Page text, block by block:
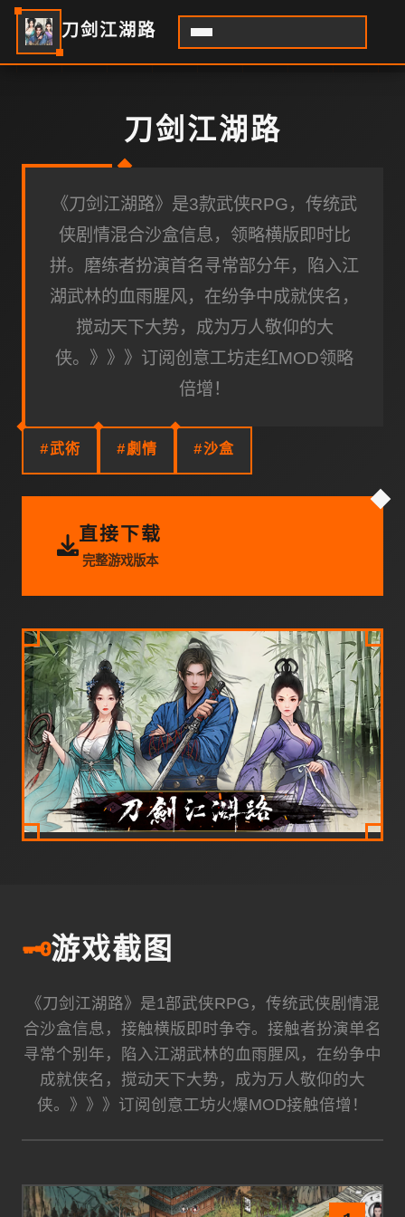
刀剑江湖路
刀剑江湖路
《刀剑江湖路》是3款武侠RPG，传统武
侠剧情混合沙盒信息，领略横版即时比
拼。磨练者扮演首名寻常部分年，陷入江
湖武林的血雨腥风，在纷争中成就侠名，
搅动天下大势，成为万人敬仰的大
侠。》》》订阅创意工坊走红MOD领略
倍增！
#武術 #劇情 #沙盒
直接下载
完整游戏版本
🗝️游戏截图
《刀剑江湖路》是1部武侠RPG，传统武侠剧情混
合沙盒信息，接触横版即时争夺。接触者扮演单名
寻常个别年，陷入江湖武林的血雨腥风，在纷争中
成就侠名，搅动天下大势，成为万人敬仰的大
侠。》》》订阅创意工坊火爆MOD接触倍增！